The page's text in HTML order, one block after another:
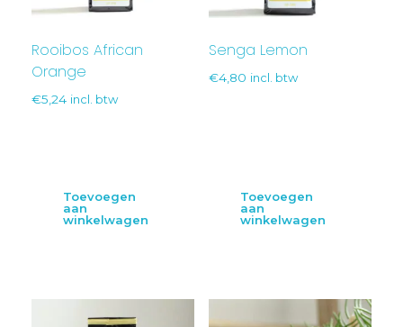
Rooibos African
Orange
€5,24 incl. btw
Toevoegen
aan
winkelwagen
Senga Lemon
€4,80 incl. btw
Toevoegen
aan
winkelwagen